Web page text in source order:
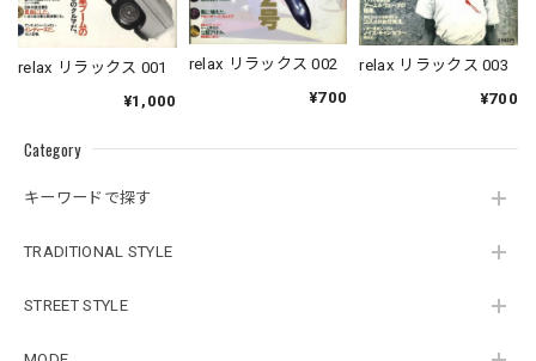
Category
キーワードで探す
TRADITIONAL STYLE
STREET STYLE
relax リラックス 001
¥1,000
relax リラックス 002
¥700
relax リラックス 003
¥700